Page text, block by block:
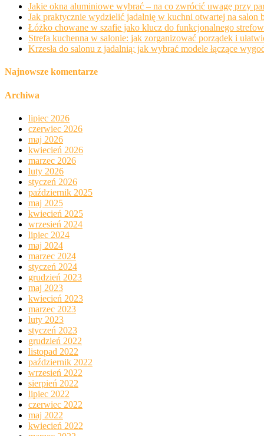
Jakie okna aluminiowe wybrać – na co zwrócić uwagę przy
Jak praktycznie wydzielić jadalnię w kuchni otwartej na salon
Łóżko chowane w szafie jako klucz do funkcjonalnego
Strefa kuchenna w salonie: jak zorganizować porządek i
Krzesła do salonu z jadalnią: jak wybrać modele łączące
Najnowsze komentarze
Archiwa
lipiec 2026
czerwiec 2026
maj 2026
kwiecień 2026
marzec 2026
luty 2026
styczeń 2026
październik 2025
maj 2025
kwiecień 2025
wrzesień 2024
lipiec 2024
maj 2024
marzec 2024
styczeń 2024
grudzień 2023
maj 2023
kwiecień 2023
marzec 2023
luty 2023
styczeń 2023
grudzień 2022
listopad 2022
październik 2022
wrzesień 2022
sierpień 2022
lipiec 2022
czerwiec 2022
maj 2022
kwiecień 2022